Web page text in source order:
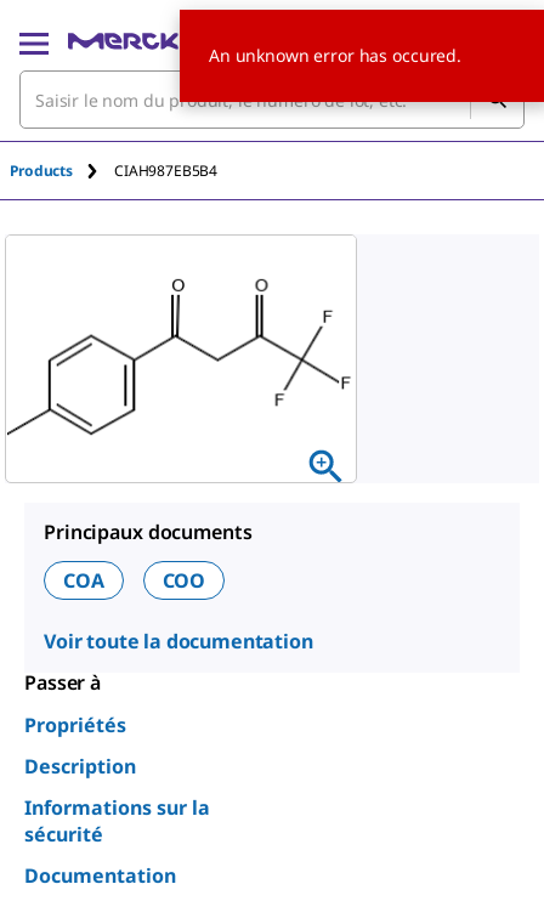
Products CIAH987EB5B4
Principaux documents
COA
COO
Voir toute la documentation
Passer à
Propriétés
Description
Informations sur la
sécurité
Documentation
An unknown error has occured.